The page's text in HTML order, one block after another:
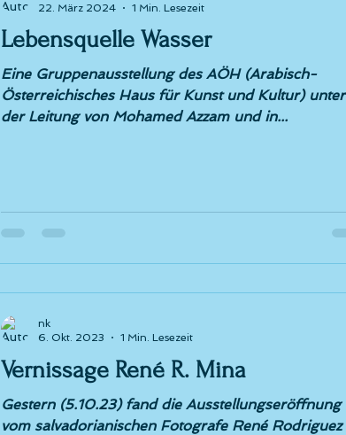
Lebensquelle Wasser
Eine Gruppenausstellung des AÖH (Arabisch-
Österreichisches Haus für Kunst und Kultur) unter
der Leitung von Mohamed Azzam und in...
22. März 2024
1 Min. Lesezeit
Vernissage René R. Mina
Gestern (5.10.23) fand die Ausstellungseröffnung
vom salvadorianischen Fotografe René Rodriguez
nk
6. Okt. 2023
1 Min. Lesezeit